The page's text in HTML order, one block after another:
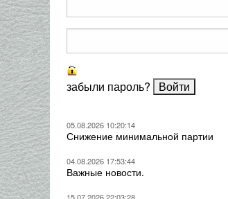
забыли пароль?
05.08.2026 10:20:14
Снижение минимальной партии
04.08.2026 17:53:44
Важные новости.
15.07.2026 22:03:28